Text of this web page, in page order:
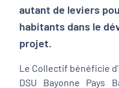
autant de leviers
habitants dans le
projet.
Le Collectif bénéficie
DSU Bayonne Pays